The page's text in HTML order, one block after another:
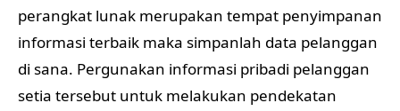
perangkat lunak merupakan tempat penyimpanan
informasi terbaik maka simpanlah data pelanggan
di sana. Pergunakan informasi pribadi pelanggan
setia tersebut untuk melakukan pendekatan